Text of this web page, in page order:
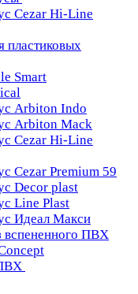
Cezar Hi-Line
пластиковых
Smart
Arbiton Indo
Arbiton Mack
Cezar Hi-Line
Cezar Premium 59
Decor plast
Line Plast
Идеал Макси
вспененного ПВХ